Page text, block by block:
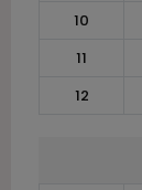
10
11
12